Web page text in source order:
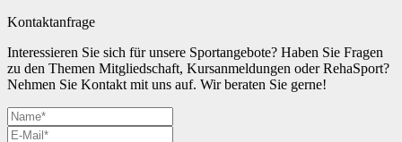
Kontaktanfrage
Interessieren Sie sich für unsere Sportangebote? Haben Sie Fragen
zu den Themen Mitgliedschaft, Kursanmeldungen oder RehaSport?
Nehmen Sie Kontakt mit uns auf. Wir beraten Sie gerne!